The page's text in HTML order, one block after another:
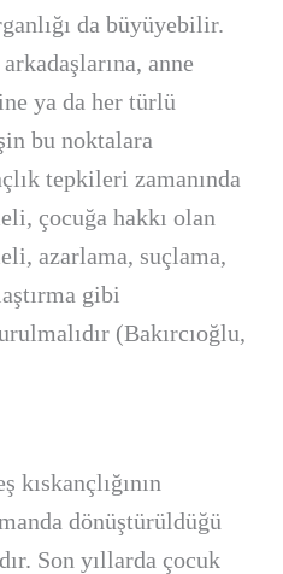
da büyüyebilir.
anne
ya da her türlü
bu noktalara
tepkileri zamanında
çocuğa hakkı olan
azarlama, suçlama,
gibi
(Bakırcıoğlu,
kıskançlığının
dönüştürüldüğü
Son yıllarda çocuk